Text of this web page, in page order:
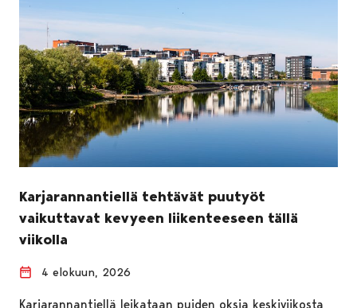
Karjarannantiellä tehtävät puutyöt
vaikuttavat kevyeen liikenteeseen tällä
viikolla
4 elokuun, 2026
Karjarannantiellä leikataan puiden oksia keskiviikosta